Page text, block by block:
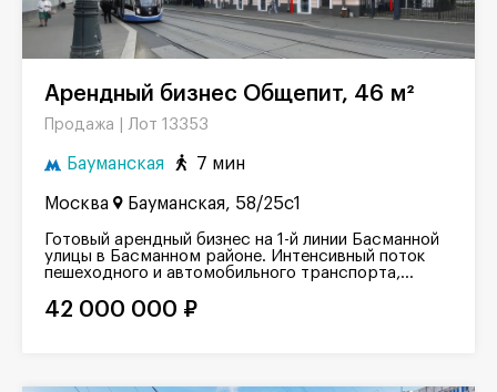
Арендный бизнес Общепит, 46 м²
Продажа | Лот 13353
Бауманская 7 мин
Москва Бауманская, 58/25с1
Готовый арендный бизнес на 1-й линии Басманной
улицы в Басманном районе. Интенсивный поток
пешеходного и автомобильного транспорта,...
42 000 000 ₽